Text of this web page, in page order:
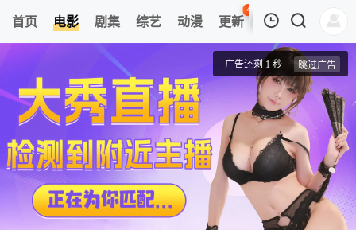
首页 电影 剧集 综艺 动漫 更新
42
热榜 APP
我的观影记录
4k高清
扫黑·决不放弃
清空